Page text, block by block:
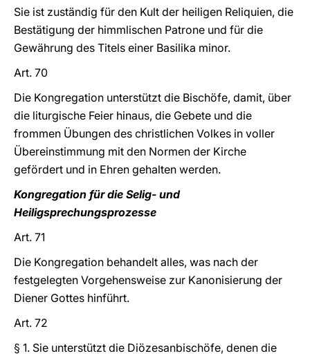
Sie ist zuständig für den Kult der heiligen Reliquien, die
Bestätigung der himmlischen Patrone und für die
Gewährung des Titels einer Basilika minor.
Art. 70
Die Kongregation unterstützt die Bischöfe, damit, über
die liturgische Feier hinaus, die Gebete und die
frommen Übungen des christlichen Volkes in voller
Übereinstimmung mit den Normen der Kirche
gefördert und in Ehren gehalten werden.
Kongregation für die Selig- und
Heiligsprechungsprozesse
Art. 71
Die Kongregation behandelt alles, was nach der
festgelegten Vorgehensweise zur Kanonisierung der
Diener Gottes hinführt.
Art. 72
§ 1. Sie unterstützt die Diözesanbischöfe, denen die